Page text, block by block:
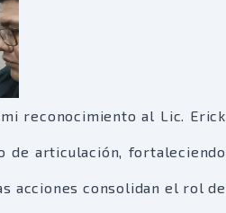
reconocimiento al Lic. Erick
de articulación, fortaleciendo
acciones consolidan el rol de